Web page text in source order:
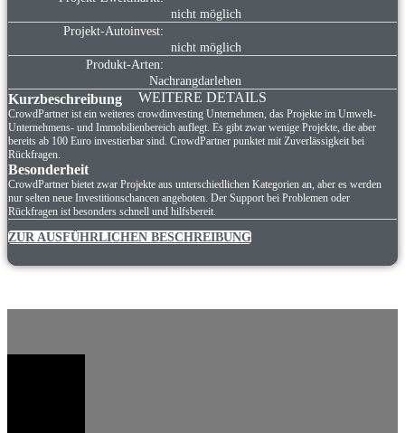
nicht möglich
Projekt-Autoinvest:
nicht möglich
Produkt-Arten:
Nachrangdarlehen
WEITERE DETAILS
Kurzbeschreibung
CrowdPartner ist ein weiteres crowdinvesting Unternehmen, das Projekte im Umwelt-
Unternehmens- und Immobilienbereich auflegt. Es gibt zwar wenige Projekte, die aber
bereits ab 100 Euro investierbar sind. CrowdPartner punktet mit Zuverlässigkeit bei
Rückfragen.
Besonderheit
CrowdPartner bietet zwar Projekte aus unterschiedlichen Kategorien an, aber es werden
nur selten neue Investitionschancen angeboten. Der Support bei Problemen oder
Rückfragen ist besonders schnell und hilfsbereit.
ZUR AUSFÜHRLICHEN BESCHREIBUNG